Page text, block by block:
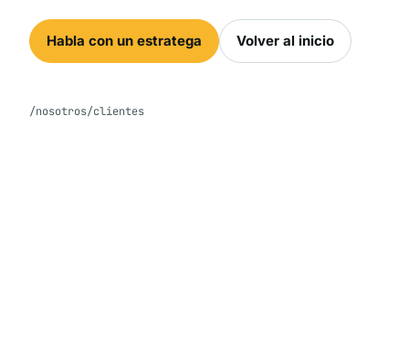
Habla con un estratega Volver al inicio
/nosotros/clientes